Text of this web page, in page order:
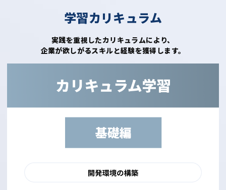
学習カリキュラム
実践を重視したカリキュラムにより、
企業が欲しがるスキルと経験を獲得します。